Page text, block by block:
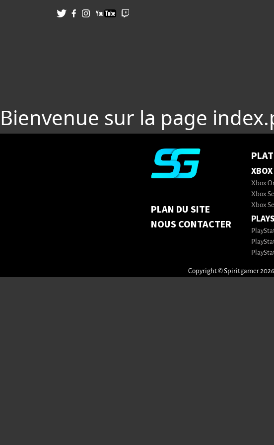
Bienvenue sur la page
PLAN DU SITE
NOUS CONTACTER
XBOX
Xbox
Xbox
Xbox
Copyright © Spiritgamer 2026